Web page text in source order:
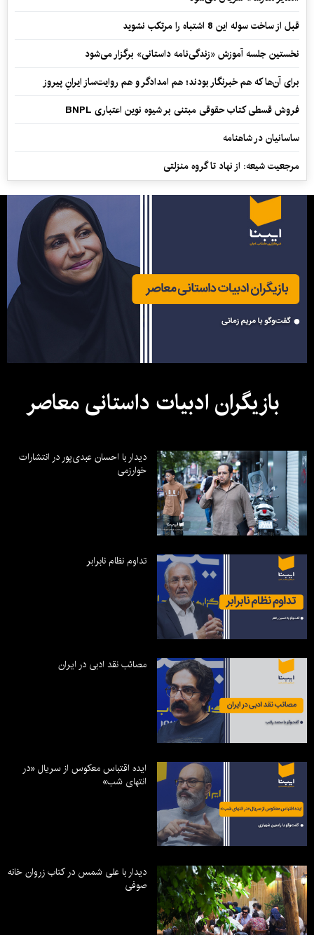
قبل از ساخت سوله این 8 اشتباه را مرتکب نشوید
نخستین جلسه آموزش «زندگی‌نامه‌ داستانی» برگزار می‌شود
برای آن‌ها که هم خبرنگار بودند؛ هم امدادگر و هم‌ روایت‌ساز ایرانِ پیروز
فروش قسطی کتاب حقوقی مبتنی بر شیوه نوین اعتباری BNPL
ساسانیان در شاهنامه
مرجعیت شیعه: از نهاد تا گروه منزلتی
بازیگران ادبیات داستانی معاصر
دیدار با احسان عبدی‌پور در انتشارات
خوارزمی
تداوم نظام نابرابر
مصائب نقد ادبی در ایران
ایده اقتباس معکوس از سریال «در
انتهای شب»
دیدار با علی شمس در کتاب زروان خانه
صوفی